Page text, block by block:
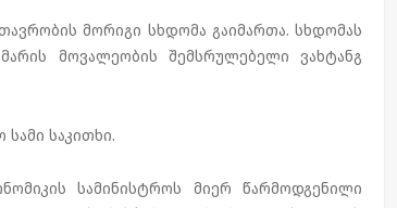
მორიგი სხდომა გაიმართა. სხდომას
მოვალეობის შემსრულებელი ვახტანგ
საკითხი.
სამინისტროს მიერ წარმოდგენილი